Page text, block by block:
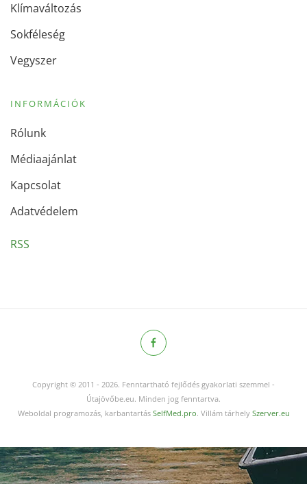
Klímaváltozás
Sokféleség
Vegyszer
INFORMÁCIÓK
Rólunk
Médiaajánlat
Kapcsolat
Adatvédelem
RSS
Copyright © 2011 - 2026. Fenntartható fejlődés gyakorlati szemmel -
Útajövőbe.eu. Minden jog fenntartva.
Weboldal programozás, karbantartás SelfMed.pro. Villám tárhely Szerver.eu